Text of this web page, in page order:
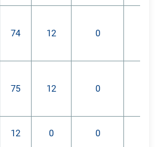
74 12 0
75 12 0
12 0 0